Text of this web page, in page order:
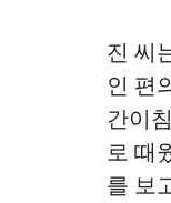
진 씨
인 편
간이
로 때
를 보